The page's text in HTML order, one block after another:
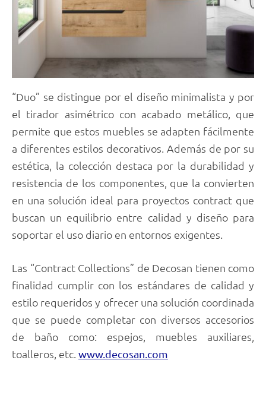
“Duo” se distingue por el diseño minimalista y por
el tirador asimétrico con acabado metálico, que
permite que estos muebles se adapten fácilmente
a diferentes estilos decorativos. Además de por su
estética, la colección destaca por la durabilidad y
resistencia de los componentes, que la convierten
en una solución ideal para proyectos contract que
buscan un equilibrio entre calidad y diseño para
soportar el uso diario en entornos exigentes.
Las “Contract Collections” de Decosan tienen como
finalidad cumplir con los estándares de calidad y
estilo requeridos y ofrecer una solución coordinada
que se puede completar con diversos accesorios
de baño como: espejos, muebles auxiliares,
toalleros, etc. www.decosan.com